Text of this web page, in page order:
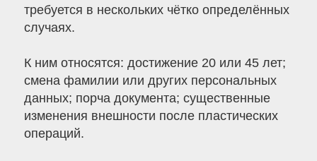
требуется в нескольких чётко определённых
случаях.
К ним относятся: достижение 20 или 45 лет;
смена фамилии или других персональных
данных; порча документа; существенные
изменения внешности после пластических
операций.